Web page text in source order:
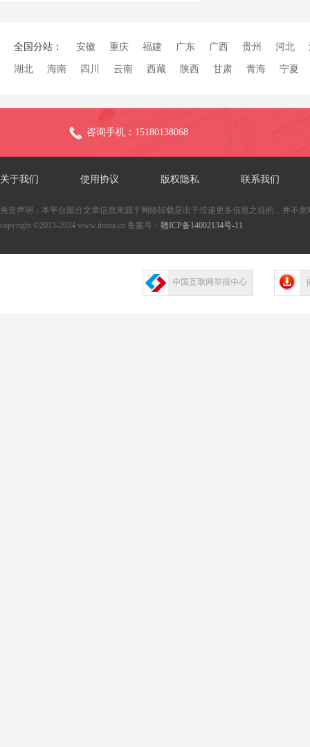
全国分站： 安徽 重庆 福建 广东 广西 贵州 河北
湖北 海南 四川 云南 西藏 陕西 甘肃 青海 宁夏
咨询手机：15180138068
关于我们 使用协议 版权隐私 联系我们
免责声明：本平台部分文章信息来源于网络转载是出于传递更多信息之目的，并不
copyright ©2013-2024 www.itoma.cn 备案号： 赣ICP备14002134号-11